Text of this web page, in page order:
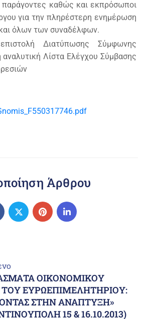
παράγοντες καθώς και εκπρόσωποι
για την πληρέστερη ενημέρωση
όλων των συναδέλφων.
Διατύπωσης Σύμφωνης
Λίστα Ελέγχου Σύμβασης
Άρθρου
ΟΙΚΟΝΟΜΙΚΟΥ
ΕΥΡΩΕΠΙΜΕΛΗΤΗΡΙΟΥ:
ΣΤΗΝ ΑΝΑΠΤΥΞΗ»
15 & 16.10.2013)